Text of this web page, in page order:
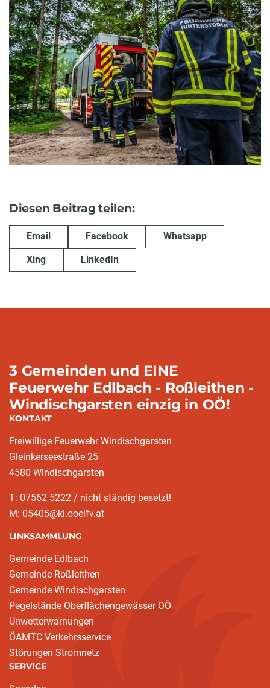
Diesen Beitrag teilen:
Email Facebook Whatsapp
Xing LinkedIn
3 Gemeinden und EINE
Feuerwehr Edlbach - Roßleithen -
Windischgarsten einzig in OÖ!
KONTAKT
Freiwillige Feuerwehr Windischgarsten
Gleinkerseestraße 25
4580 Windischgarsten
T: 07562 5222 / nicht ständig besetzt!
M: 05405@ki.ooelfv.at
LINKSAMMLUNG
Gemeinde Edlbach
Gemeinde Roßleithen
Gemeinde Windischgarsten
Pegelstände Oberflächengewässer OÖ
Unwetterwarnungen
ÖAMTC Verkehrsservice
Störungen Stromnetz
SERVICE